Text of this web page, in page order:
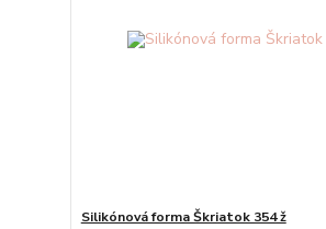
Silikónová forma Škriatok 354 ž